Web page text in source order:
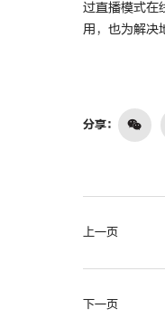
过直播模式在
用，也为解决
分享：
上一页
下一页